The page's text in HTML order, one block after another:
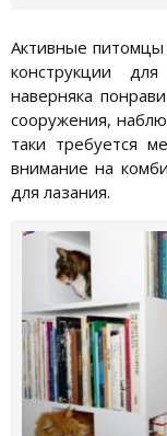
Активные питомцы
конструкции
наверняка
сооружения,
таки требуется
внимание на
для лазания.